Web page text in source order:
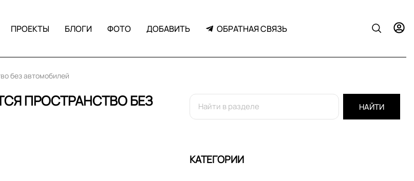
ПРОЕКТЫ БЛОГИ ФОТО ДОБАВИТЬ ОБРАТНАЯ СВЯЗЬ
без автомобилей
ПРОСТРАНСТВО БЕЗ
НАЙТИ
КАТЕГОРИИ